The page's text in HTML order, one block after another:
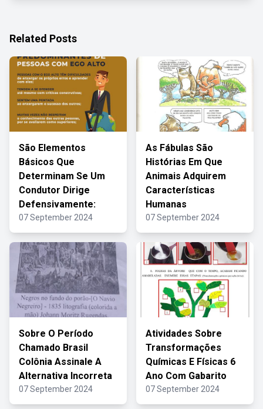
Related Posts
São Elementos
Básicos Que
Determinam Se Um
Condutor Dirige
Defensivamente:
07 September 2024
As Fábulas São
Histórias Em Que
Animais Adquirem
Características
Humanas
07 September 2024
Sobre O Período
Chamado Brasil
Colônia Assinale A
Alternativa Incorreta
07 September 2024
Atividades Sobre
Transformações
Químicas E Físicas 6
Ano Com Gabarito
07 September 2024